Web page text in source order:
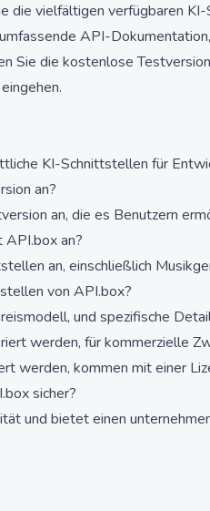
die vielfältigen verfügbaren
API-
Sie die kostenlose
KI-Schnittstellen für
an?
an, die es Benutzern
an?
an, einschließlich
von API.box?
und spezifische
werden, für kommerzielle
werden, kommen mit einer
sicher?
und bietet einen